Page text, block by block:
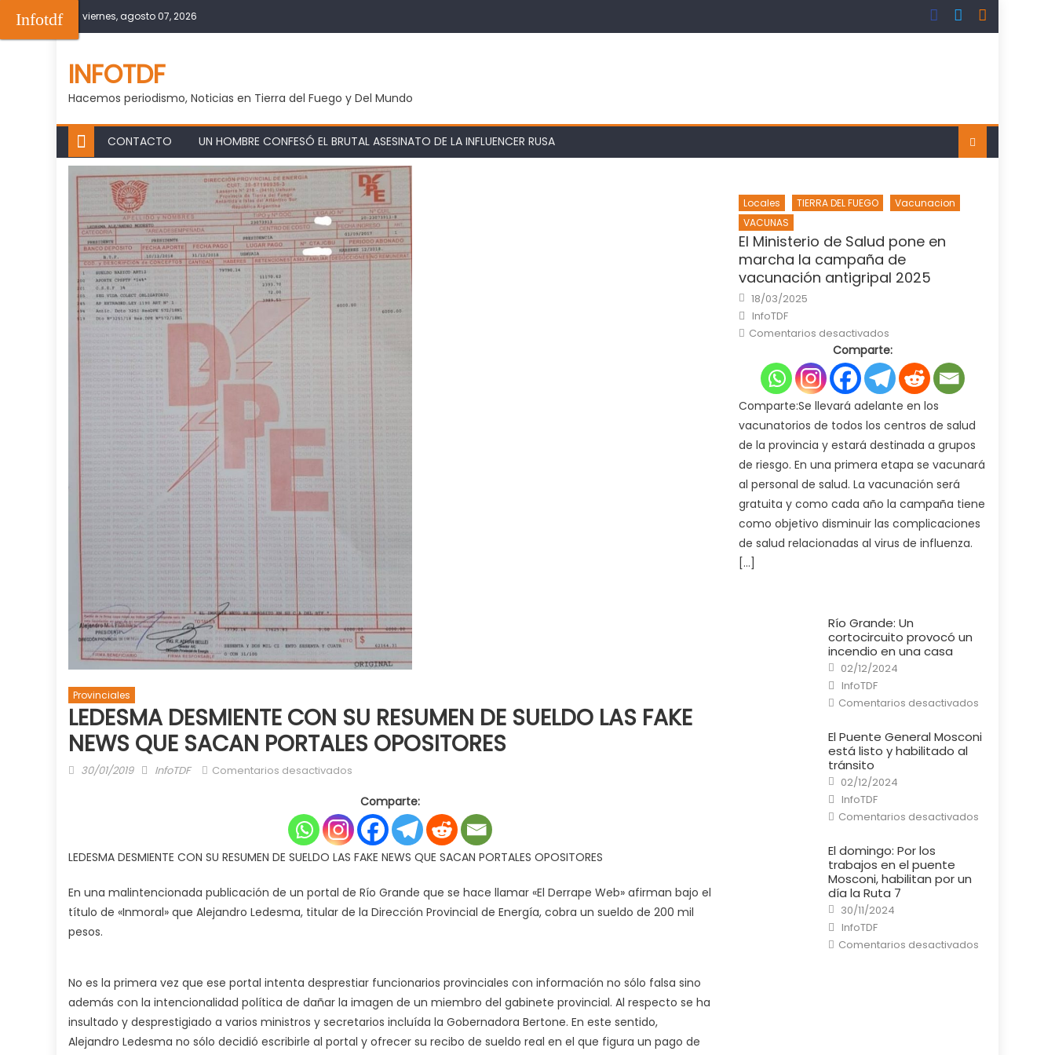
to
viernes, agosto 07, 2026
INFOTDF
Hacemos periodismo, Noticias en Tierra del Fuego y Del Mundo
CONTACTO UN HOMBRE CONFESÓ EL BRUTAL ASESINATO DE LA INFLUENCER RUSA
Provinciales
LEDESMA DESMIENTE CON SU RESUMEN DE SUELDO LAS FAKE
NEWS QUE SACAN PORTALES OPOSITORES
Posted
30/01/2019 Author
InfoTDF Comentarios desactivados
DESMIENTE
CON
SU
RESUMEN
SUELDO
LAS
SACAN
PORTALES
OPOSITORES
Comparte:
LEDESMA DESMIENTE CON SU RESUMEN DE SUELDO LAS FAKE NEWS QUE SACAN PORTALES OPOSITORES
En una malintencionada publicación de un portal de Río Grande que se hace llamar «El Derrape Web» afirman bajo el
título de «Inmoral» que Alejandro Ledesma, titular de la Dirección Provincial de Energía, cobra un sueldo de 200 mil
pesos.
No es la primera vez que ese portal intenta desprestiar funcionarios provinciales con información no sólo falsa sino
además con la intencionalidad política de dañar la imagen de un miembro del gabinete provincial. Al respecto se ha
insultado y desprestigiado a varios ministros y secretarios incluída la Gobernadora Bertone. En este sentido,
Alejandro Ledesma no sólo decidió escribirle al portal y ofrecer su recibo de sueldo real en el que figura un pago de
Locales TIERRA DEL FUEGO
Vacunacion
VACUNAS
El Ministerio de Salud pone en
marcha la campaña de
vacunación antigripal 2025
Posted
on
18/03/2025
Author
InfoTDF
Comentarios desactivados
Ministerio
Salud
pone
en
marcha
la
campaña
de
vacunación
antigripal
2025
Comparte:
Comparte:Se llevará adelante en los
vacunatorios de todos los centros de salud
de la provincia y estará destinada a grupos
de riesgo. En una primera etapa se vacunará
al personal de salud. La vacunación será
gratuita y como cada año la campaña tiene
como objetivo disminuir las complicaciones
de salud relacionadas al virus de influenza.
[…]
Río Grande: Un
cortocircuito provocó un
incendio en una casa
Posted
on
02/12/2024
Author
InfoTDF
Comentarios desactivadosen
Río
Un
cortocircuito
El Puente General Mosconi
está listo y habilitado al
tránsito
Posted
on
02/12/2024
Author
InfoTDF
Comentarios desactivadosen
El
El domingo: Por los
trabajos en el puente
Mosconi, habilitan por un
día la Ruta 7
Posted
on
30/11/2024
Author
InfoTDF
Comentarios desactivadosen
El
Infotdf